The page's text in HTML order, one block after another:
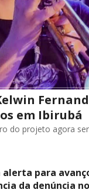
em Ibirubá
do projeto agora
para
da denúncia